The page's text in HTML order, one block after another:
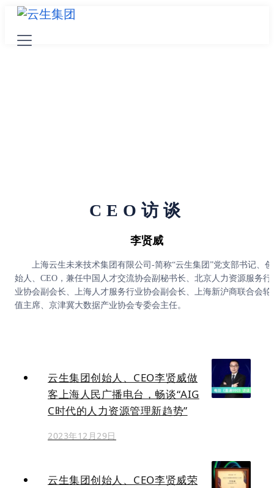
CEO访谈
李贤威
上海云生未来技术集团有限公司-简称“云生集团”党支部书记、创
始人、CEO，兼任中国人才交流协会副秘书长、北京人力资源服务行
业协会副会长、上海人才服务行业协会副会长、上海新沪商联合会轮
值主席、京津冀大数据产业协会专委会主任。
云生集团创始人、CEO李贤威做
客上海人民广播电台，畅谈“AIG
C时代的人力资源管理新趋势”
2023年12月29日
云生集团创始人、CEO李贤威荣